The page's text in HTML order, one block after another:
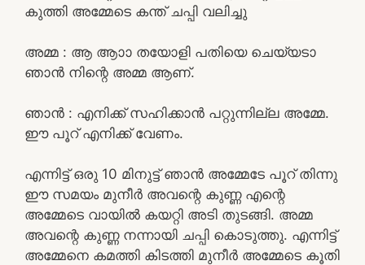
കുത്തി അമ്മേടെ കന്ത് ചപ്പി വലിച്ചു
അമ്മ : ആ ആാാ തയോളി പതിയെ ചെയ്യടാ
ഞാൻ നിന്റെ അമ്മ ആണ്.
ഞാൻ : എനിക്ക് സഹിക്കാൻ പറ്റുന്നില്ല അമ്മേ.
ഈ പൂറ് എനിക്ക് വേണം.
എന്നിട്ട് ഒരു 10 മിനുട്ട് ഞാൻ അമ്മേടേ പൂറ് തിന്നു
ഈ സമയം മുനീർ അവന്റെ കുണ്ണ എന്റെ
അമ്മേടെ വായിൽ കയറ്റി അടി തുടങ്ങി. അമ്മ
അവന്റെ കുണ്ണ നന്നായി ചപ്പി കൊടുത്തു. എന്നിട്ട്
അമ്മേനെ കമത്തി കിടത്തി മുനീർ അമ്മേടെ കൂതി